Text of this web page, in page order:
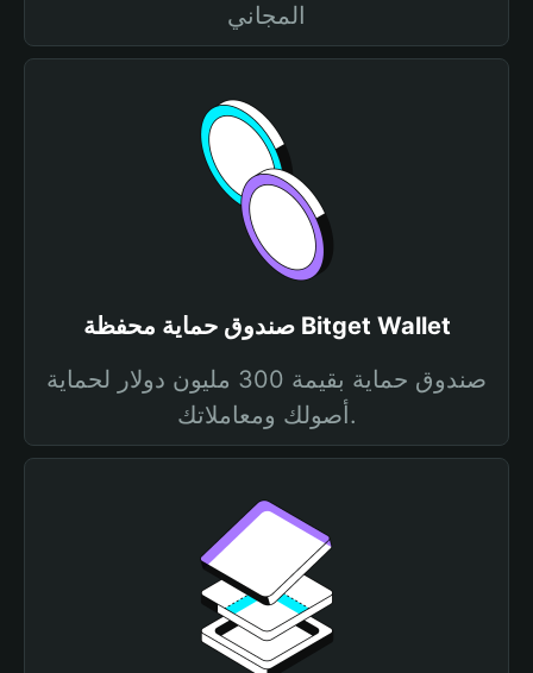
المجاني
صندوق حماية محفظة Bitget Wallet
صندوق حماية بقيمة 300 مليون دولار لحماية
أصولك ومعاملاتك.